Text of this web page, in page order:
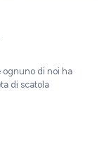
ognuno di noi ha
di scatola